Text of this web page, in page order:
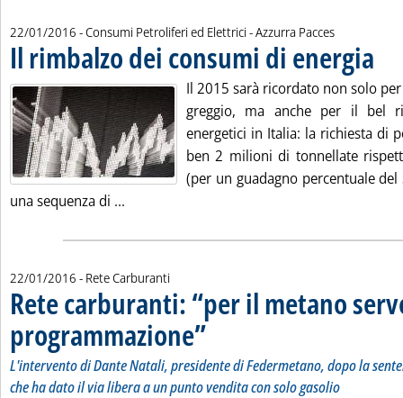
22/01/2016 - Consumi Petroliferi ed Elettrici -di:
Azzurra Pacces
Il rimbalzo dei consumi di energia
Il 2015 sarà ricordato non solo
greggio, ma anche per il bel
energetici in Italia: la richiesta di
ben 2 milioni di tonnellate
(per un guadagno percentuale
una sequenza di ...
22/01/2016 - Rete Carburanti
Rete carburanti: “per il metano
programmazione”. Sottotitolo: L'intervento di Dante Natali,
. Pubblicata venerdì 22 gennaio 2016 alle
L'intervento di Dante Natali, presidente di Federmetano, dopo la
che ha dato il via libera a un punto vendita con solo gasolio